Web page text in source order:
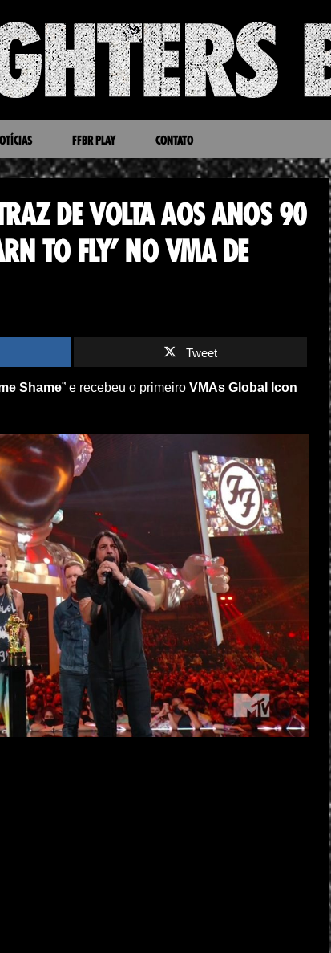
FFBR PLAY CONTATO
DE VOLTA AOS ANOS 90
TO FLY’ NO VMA DE
Tweet
Shame” e recebeu o primeiro VMAs Global Icon